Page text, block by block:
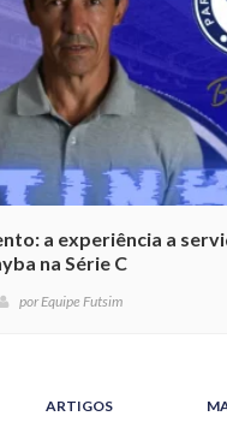
a experiência a
na Série C
porEquipe Futsim
ARTIGOS